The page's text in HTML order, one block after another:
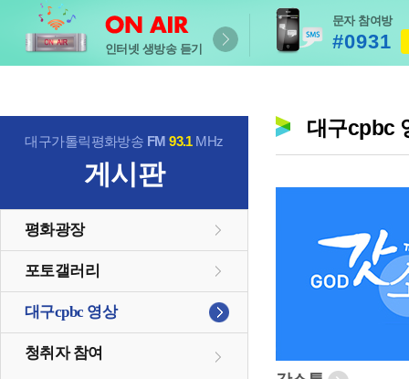
인터넷 생방송 듣기
문자 참여방
#0931
대구가톨릭평화방송 FM93.1MHz
게시판
평화광장
포토갤러리
대구cpbc 영상
청취자 참여
대구cpbc